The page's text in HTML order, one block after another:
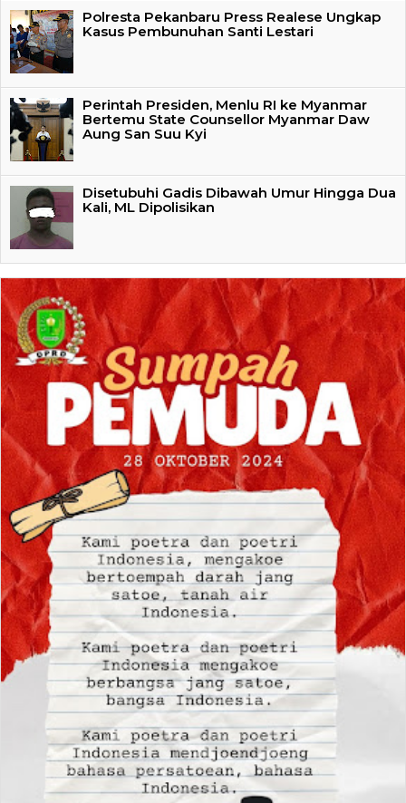
Polresta Pekanbaru Press Realese Ungkap
Kasus Pembunuhan Santi Lestari
Perintah Presiden, Menlu RI ke Myanmar
Bertemu State Counsellor Myanmar Daw
Aung San Suu Kyi
Disetubuhi Gadis Dibawah Umur Hingga Dua
Kali, ML Dipolisikan